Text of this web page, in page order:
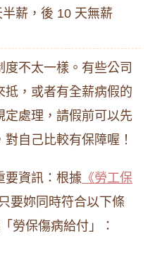
薪，後 10 天無薪
不太一樣。有些公司
抵，或者有全薪病假的
處理，請假前可以先
自己比較有保障喔！
要資訊：根據 《勞工保
要妳同時符合以下條
勞保傷病給付」：